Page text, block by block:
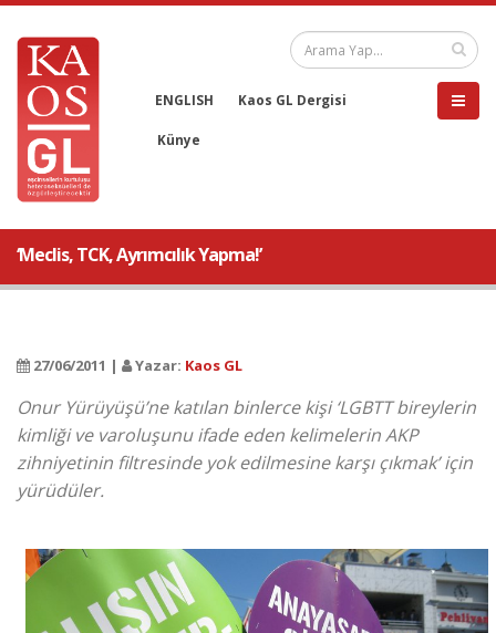
ENGLISH Kaos GL Dergisi
Künye
‘Meclis, TCK, Ayrımcılık Yapma!’
27/06/2011 | Yazar: Kaos GL
Onur Yürüyüşü’ne katılan binlerce kişi ‘LGBTT bireylerin
kimliği ve varoluşunu ifade eden kelimelerin AKP
zihniyetinin filtresinde yok edilmesine karşı çıkmak’ için
yürüdüler.